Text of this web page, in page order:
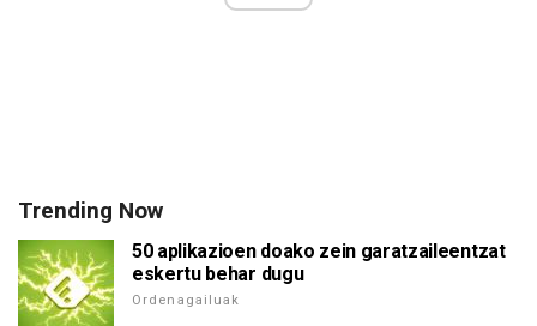
Trending Now
50 aplikazioen doako zein garatzaileentzat
eskertu behar dugu
Ordenagailuak